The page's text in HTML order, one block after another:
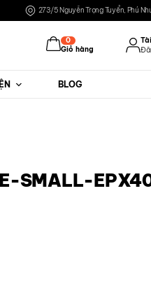
273/5 Nguyễn Trọng Tuyển, Phú
0
Giỏ hàng
BLOG
SMALL-